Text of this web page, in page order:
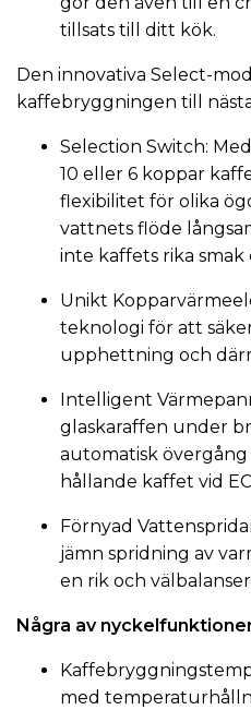
tillsats till ditt kök.
Den innovativa Select-
kaffebryggningen till
Selection Switch:
10 eller 6 koppar
flexibilitet för olika
vattnets flöde
inte kaffets rika smak
Unikt
teknologi för att
upphettning och
Intelligent
glaskaraffen under
automatisk
hållande kaffet vid
Förnyad
jämn spridning av
en rik och
Några av
med